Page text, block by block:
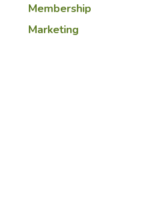
Membership
Marketing